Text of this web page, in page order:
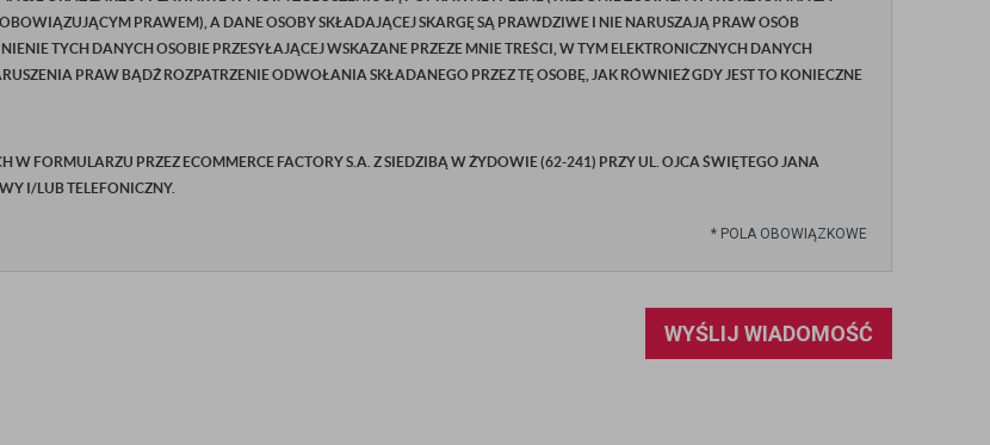
PRAWEM), A DANE OSOBY SKŁADAJĄCEJ SKARGĘ SĄ PRAWDZIWE I NIE NARUSZAJĄ PRAW OSÓB
TYCH DANYCH OSOBIE PRZESYŁAJĄCEJ WSKAZANE PRZEZE MNIE TREŚCI, W TYM ELEKTRONICZNYCH DANYCH
PRAW BĄDŹ ROZPATRZENIE ODWOŁANIA SKŁADANEGO PRZEZ TĘ OSOBĘ, JAK RÓWNIEŻ GDY JEST TO KONIECZNE
FORMULARZU PRZEZ ECOMMERCE FACTORY S.A. Z SIEDZIBĄ W ŻYDOWIE (62-241) PRZY UL. OJCA ŚWIĘTEGO JANA
I/LUB TELEFONICZNY.
* POLA OBOWIĄZKOWE
WYŚLIJ WIADOMOŚĆ